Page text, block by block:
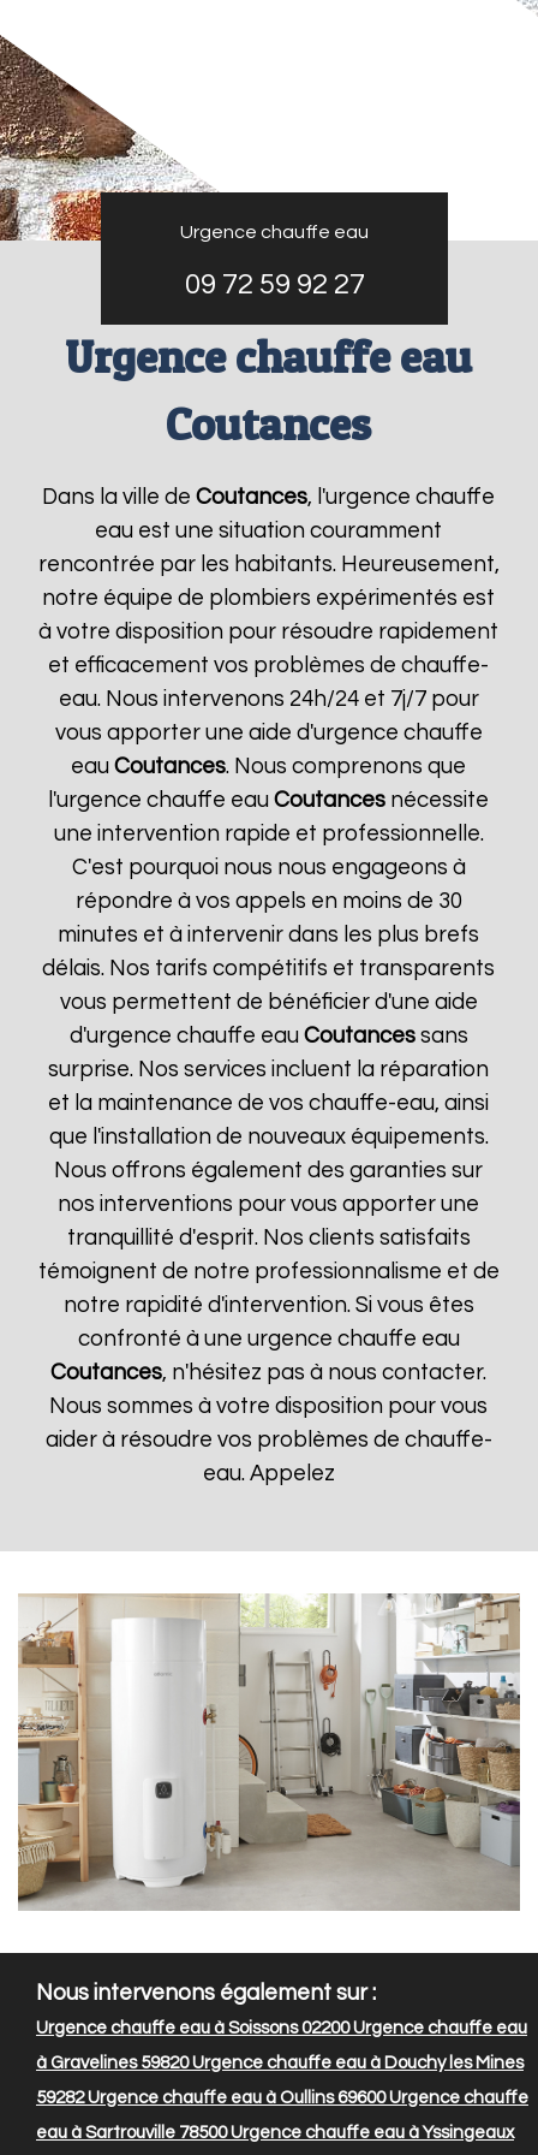
Urgence chauffe eau
09 72 59 92 27
Urgence chauffe eau
Coutances
Dans la ville deCoutances, l'urgence chauffe
eau est une situation couramment
rencontrée par les habitants. Heureusement,
notre équipe de plombiers expérimentés est
à votre disposition pour résoudre rapidement
et efficacement vos problèmes de chauffe-
eau. Nous intervenons 24h/24 et 7j/7 pour
vous apporter une aide d'urgence chauffe
eauCoutances. Nous comprenons que
l'urgence chauffe eauCoutances nécessite
une intervention rapide et professionnelle.
C'est pourquoi nous nous engageons à
répondre à vos appels en moins de 30
minutes et à intervenir dans les plus brefs
délais. Nos tarifs compétitifs et transparents
vous permettent de bénéficier d'une aide
d'urgence chauffe eau Coutancessans
surprise. Nos services incluent la réparation
et la maintenance de vos chauffe-eau, ainsi
que l'installation de nouveaux équipements.
Nous offrons également des garanties sur
nos interventions pour vous apporter une
tranquillité d'esprit. Nos clients satisfaits
témoignent de notre professionnalisme et de
notre rapidité d'intervention. Si vous êtes
confronté à une urgence chauffe eau
Coutances, n'hésitez pas à nous contacter.
Nous sommes à votre disposition pour vous
aider à résoudre vos problèmes de chauffe-
eau. Appelez
Nous intervenons également sur :
Urgence chauffe eau à Soissons 02200Urgence chauffe eau
à Gravelines 59820Urgence chauffe eau à Douchy les Mines
59282Urgence chauffe eau à Oullins 69600Urgence chauffe
eau à Sartrouville 78500Urgence chauffe eau à Yssingeaux